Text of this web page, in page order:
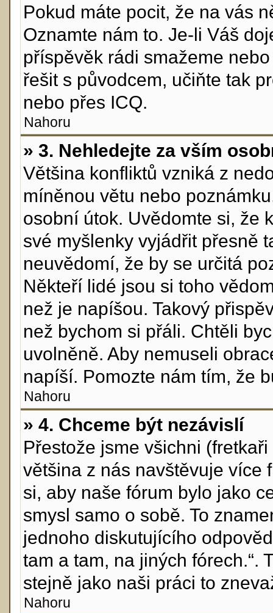
Pokud máte pocit, že na vás
Oznamte nám to. Je-li Váš
příspěvěk rádi smažeme
řešit s původcem, učiňte tak
nebo přes ICQ.
Nahoru
» 3. Nehledejte za vším
Většina konfliktů vzniká z
míněnou větu nebo
osobní útok. Uvědomte si, že
své myšlenky vyjádřit přesně
neuvědomí, že by se určitá
Někteří lidé jsou si toho
než je napíšou. Takový
než bychom si přáli. Chtěli
uvolněně. Aby nemuseli
napíší. Pomozte nám tím, že
Nahoru
» 4. Chceme být nezávislí
Přestože jsme všichni
většina z nás navštěvuje více
si, aby naše fórum bylo jako
smysl samo o sobě. To
jednoho diskutujícího
tam a tam, na jiných fórech.“.
stejně jako naši práci to
Nahoru